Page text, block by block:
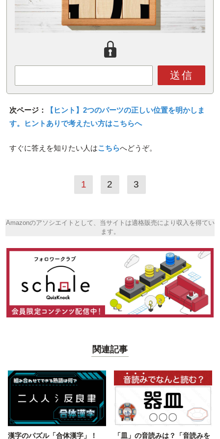
送信
次ページ：
【ヒント】2つのパーツの正しい位置を明かしま
す。ヒントありで考えたい方はこちらへ
すぐに答えを知りたい人はこちらへどうぞ。
1 2 3
Amazonのアソシエイトとして、当サイトは適格販売により収入を得てい
ます。
関連記事
漢字のパズル「合体漢字」！
「皿」の音読みは？「音読みを